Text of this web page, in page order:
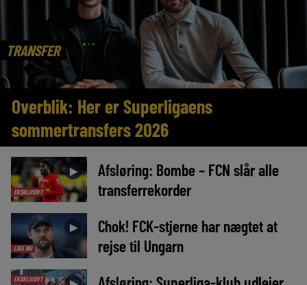
TRANSFER
Overblik: Her er Superligaens
sommertransfers 2026
EKSKLUSIVT
►
Afsløring: Bombe – FCN slår alle
transferrekorder
LIGE NU
►
Chok! FCK-stjerne har nægtet at
rejse til Ungarn
EKSKLUSIVT